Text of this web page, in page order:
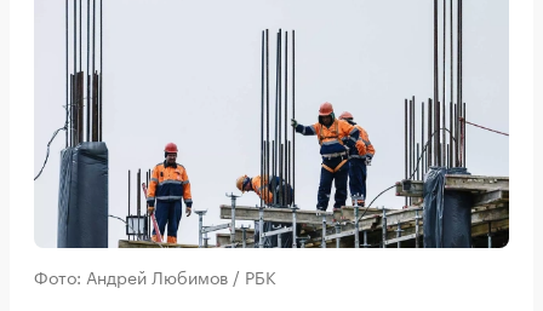
Фото: Андрей Любимов / РБК